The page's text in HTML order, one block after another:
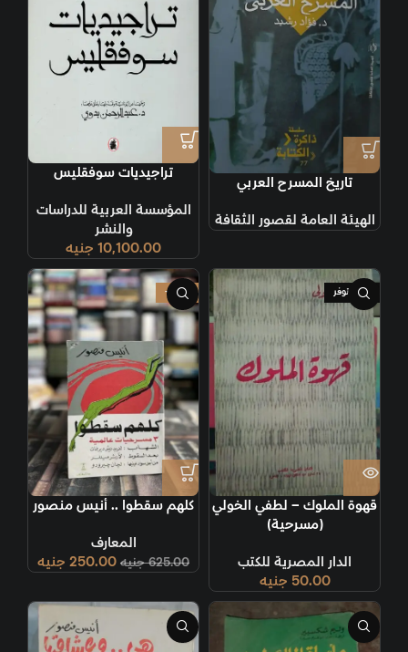
تاريخ المسرح العربي
الهيئة العامة لقصور الثقافة
تراجيديات سوفقليس
المؤسسة العربية للدراسات
والنشر
10,100.00 جنيه
غير متوفر
قهوة الملوك – لطفي الخولي
(مسرحية)
الدار المصرية للكتب
50.00 جنيه
-60%
كلهم سقطوا .. أنيس منصور
المعارف
625.00 جنيه 250.00 جنيه